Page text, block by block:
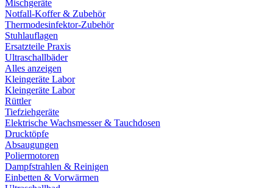
Mischgeräte
Notfall-Koffer & Zubehör
Thermodesinfektor-Zubehör
Stuhlauflagen
Ersatzteile Praxis
Ultraschallbäder
Alles anzeigen
Kleingeräte Labor
Kleingeräte Labor
Rüttler
Tiefziehgeräte
Elektrische Wachsmesser & Tauchdosen
Drucktöpfe
Absaugungen
Poliermotoren
Dampfstrahlen & Reinigen
Einbetten & Vorwärmen